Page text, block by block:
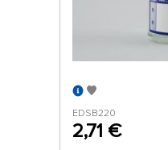
EDSB220
2,71 €